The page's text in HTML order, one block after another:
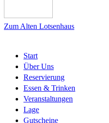
Zum Alten Lotsenhaus
Start
Über Uns
Reservierung
Essen & Trinken
Veranstaltungen
Lage
Gutscheine